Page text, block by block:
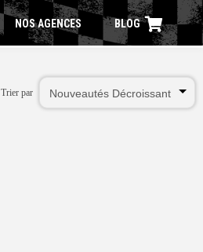
NOS AGENCES BLOG
Trier par